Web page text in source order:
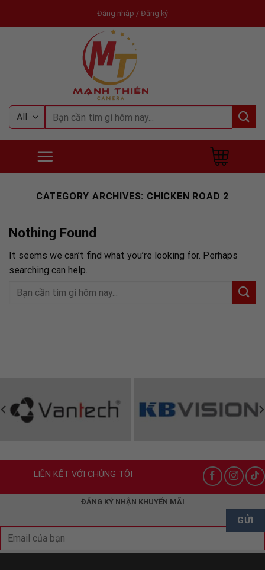
Đăng nhập / Đăng ký
Tìm
kiếm:
CATEGORY ARCHIVES: CHICKEN ROAD 2
Nothing Found
It seems we can’t find what you’re looking for. Perhaps
searching can help.
LIÊN KẾT VỚI CHÚNG TÔI
ĐĂNG KÝ NHẬN KHUYẾN MÃI